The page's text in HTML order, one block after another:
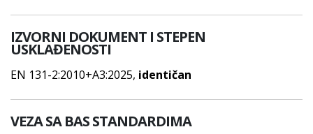
IZVORNI DOKUMENT I STEPEN
USKLAĐENOSTI
EN 131-2:2010+A3:2025, identičan
VEZA SA BAS STANDARDIMA